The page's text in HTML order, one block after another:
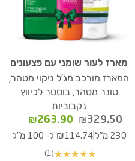
מארז לעור שומני עם פצעונים
המארז מורכב מג'ל ניקוי מטהר,
טונר מטהר, בוסטר לכיווץ
נקבוביות
₪329.50
המחיר
המקורי
₪329.50.
₪263.90
הנוכחי
230 מ"ל |₪114.74 ל- 100 מ"ל
★
★
★
★
★
(1)